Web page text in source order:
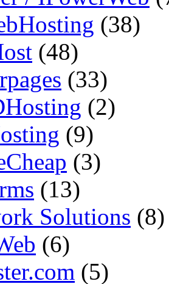
(38)
(48)
(33)
(2)
(9)
(3)
(13)
Solutions (8)
(6)
(5)